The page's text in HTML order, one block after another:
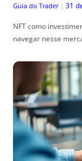
Guia do Trader | 31
NFT como
navegar nesse